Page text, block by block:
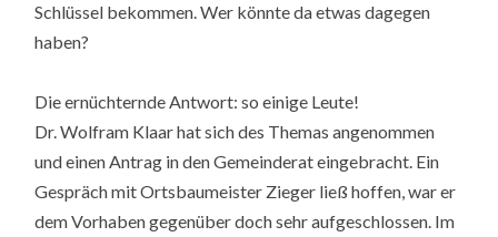
Schlüssel bekommen. Wer könnte da etwas dagegen
haben?
Die ernüchternde Antwort: so einige Leute!
Dr. Wolfram Klaar hat sich des Themas angenommen
und einen Antrag in den Gemeinderat eingebracht. Ein
Gespräch mit Ortsbaumeister Zieger ließ hoffen, war er
dem Vorhaben gegenüber doch sehr aufgeschlossen. Im